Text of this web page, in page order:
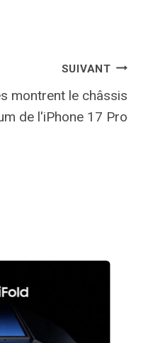
SUIVANT
montrent le châssis
de l'iPhone 17 Pro